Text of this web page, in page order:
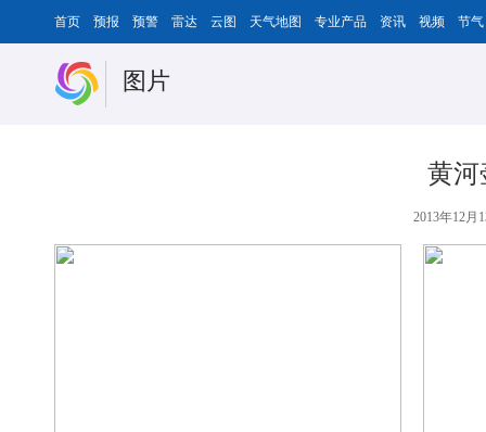
首页 预报 预警 雷达 云图 天气地图 专业产品 资讯 视频 节气
图片
黄河
2013年12月